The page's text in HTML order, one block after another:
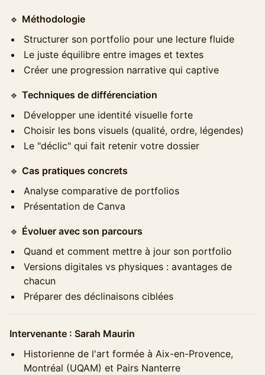
​🔹 Méthodologie
Structurer son portfolio pour une lecture fluide
Le juste équilibre entre images et textes
Créer une progression narrative qui captive
​🔹 Techniques de différenciation
Développer une identité visuelle forte
Choisir les bons visuels (qualité, ordre, légendes)
Le "déclic" qui fait retenir votre dossier
​🔹 Cas pratiques concrets
Analyse comparative de portfolios
Présentation de Canva
​🔹 Évoluer avec son parcours
Quand et comment mettre à jour son portfolio
Versions digitales vs physiques : avantages de
chacun
Préparer des déclinaisons ciblées
Intervenante : Sarah Maurin
​Historienne de l'art formée à Aix-en-Provence,
Montréal (UQAM) et Pairs Nanterre